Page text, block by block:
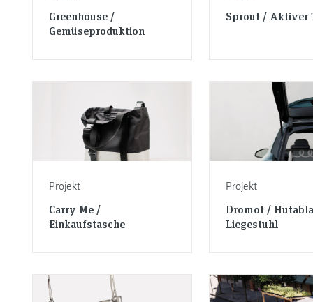
Greenhouse /
Gemüseproduktion
Sprout / Aktiver
Projekt
Carry Me /
Einkaufstasche
Projekt
Dromot /
Liegestuhl